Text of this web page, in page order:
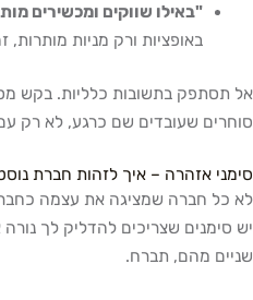
"באילו שווקים ומכשירים
באופציות ורק מניות
אל תסתפק בתשובות כלליות. בקש
סוחרים שעובדים שם כרגע, לא רק
סימני אזהרה – איך לזהות חברת
לא כל חברה שמציגה את עצמה
יש סימנים שצריכים להדליק לך
שניים מהם, תברח.